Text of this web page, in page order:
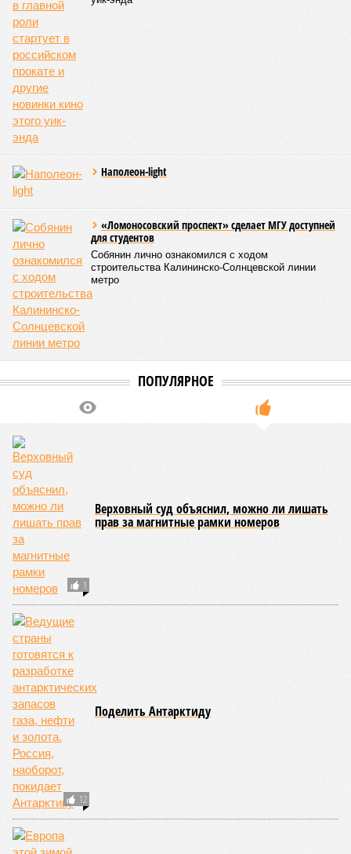
Наполеон-light
«Ломоносовский проспект» сделает МГУ доступней
для студентов
Собянин лично ознакомился с ходом
строительства Калининско-Солнцевской линии
метро
ПОПУЛЯРНОЕ
1
Верховный суд объяснил, можно ли лишать
прав за магнитные рамки номеров
12
Поделить Антарктиду